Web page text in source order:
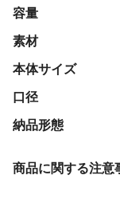
容量
素材
本体サイズ
口径
納品形態
商品に関する注意